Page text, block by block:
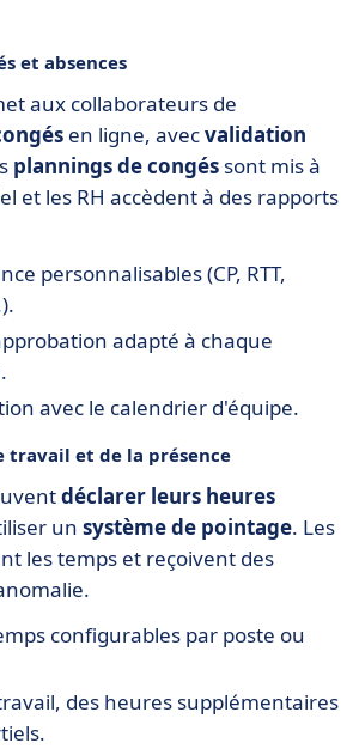
et absences
aux collaborateurs de
en ligne, avecvalidation
plannings de congés sont mis à
et les RH accèdent à des rapports
personnalisables (CP, RTT,
adapté à chaque
avec le calendrier d'équipe.
travail et de la présence
déclarer leurs heures
un système de pointage. Les
les temps et reçoivent des
configurables par poste ou
des heures supplémentaires